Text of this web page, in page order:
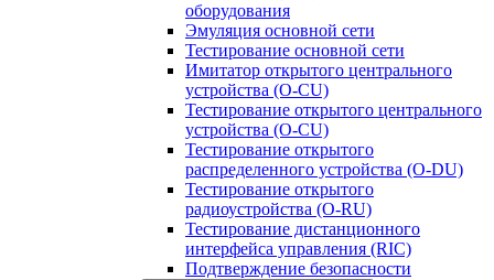
оборудования
Эмуляция основной сети
Тестирование основной сети
Имитатор открытого центрального
устройства (O-CU)
Тестирование открытого центрального
устройства (O-CU)
Тестирование открытого
распределенного устройства (O-DU)
Тестирование открытого
радиоустройства (O-RU)
Тестирование дистанционного
интерфейса управления (RIC)
Подтверждение безопасности